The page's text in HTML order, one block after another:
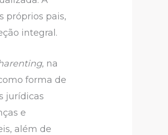
próprios pais,
integral.
, na
forma de
jurídicas
e
além de